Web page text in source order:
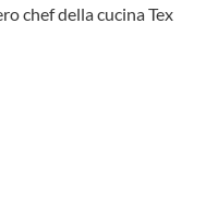
chef della cucina Tex